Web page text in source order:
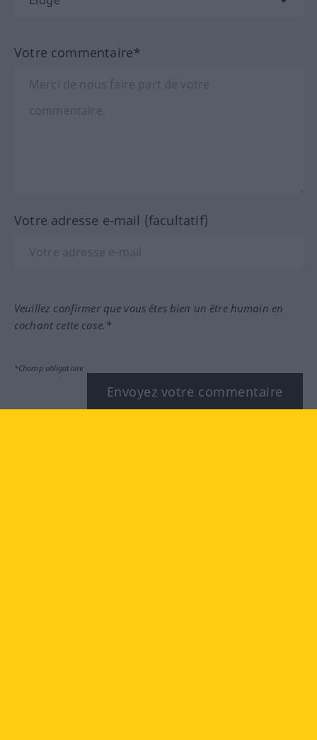
Votre commentaire*
Votre adresse e-mail (facultatif)
Veuillez confirmer que vous êtes bien un être humain en
cochant cette case.*
*Champ obligatoire
Envoyez votre commentaire